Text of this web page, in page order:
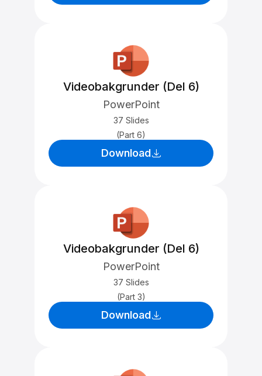
Videobakgrunder (Del 6)
PowerPoint
37 Slides
(Part 6)
Download
Videobakgrunder (Del 6)
PowerPoint
37 Slides
(Part 3)
Download